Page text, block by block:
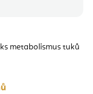
metabolismus tuků